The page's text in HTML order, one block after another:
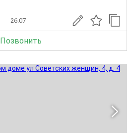
26.07
Позвонить